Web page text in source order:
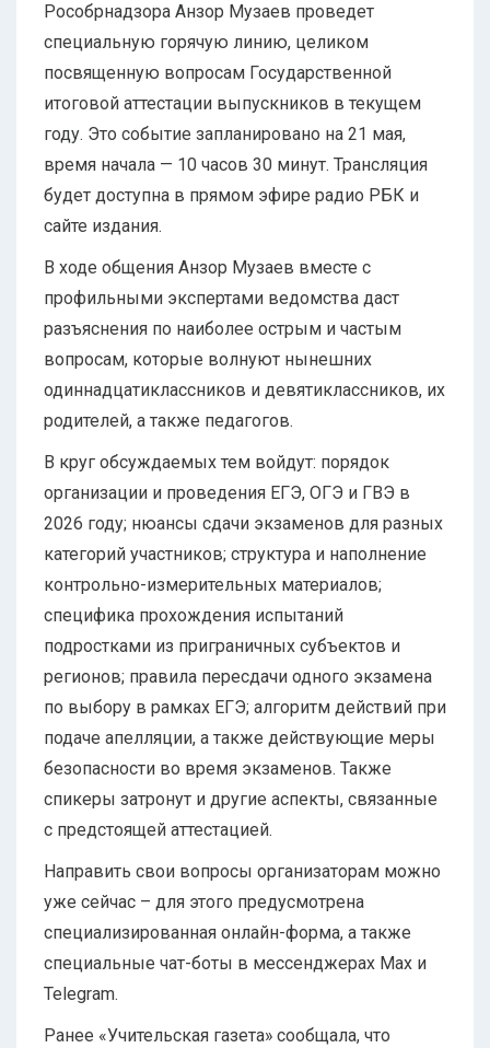
Рособрнадзора Анзор Музаев проведет
специальную горячую линию, целиком
посвященную вопросам Государственной
итоговой аттестации выпускников в текущем
году. Это событие запланировано на 21 мая,
время начала — 10 часов 30 минут. Трансляция
будет доступна в прямом эфире радио РБК и
сайте издания.
В ходе общения Анзор Музаев вместе с
профильными экспертами ведомства даст
разъяснения по наиболее острым и частым
вопросам, которые волнуют нынешних
одиннадцатиклассников и девятиклассников, их
родителей, а также педагогов.
В круг обсуждаемых тем войдут: порядок
организации и проведения ЕГЭ, ОГЭ и ГВЭ в
2026 году; нюансы сдачи экзаменов для разных
категорий участников; структура и наполнение
контрольно-измерительных материалов;
специфика прохождения испытаний
подростками из приграничных субъектов и
регионов; правила пересдачи одного экзамена
по выбору в рамках ЕГЭ; алгоритм действий при
подаче апелляции, а также действующие меры
безопасности во время экзаменов. Также
спикеры затронут и другие аспекты, связанные
с предстоящей аттестацией.
Направить свои вопросы организаторам можно
уже сейчас – для этого предусмотрена
специализированная онлайн-форма, а также
специальные чат-боты в мессенджерах Max и
Telegram.
Ранее «Учительская газета» сообщала, что